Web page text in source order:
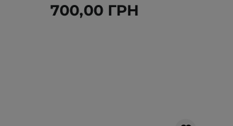
700,00 ГРН